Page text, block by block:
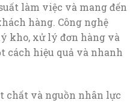
làm việc và mang đến
hàng. Công nghệ
kho, xử lý đơn hàng và
cách hiệu quả và nhanh
chất và nguồn nhân lực